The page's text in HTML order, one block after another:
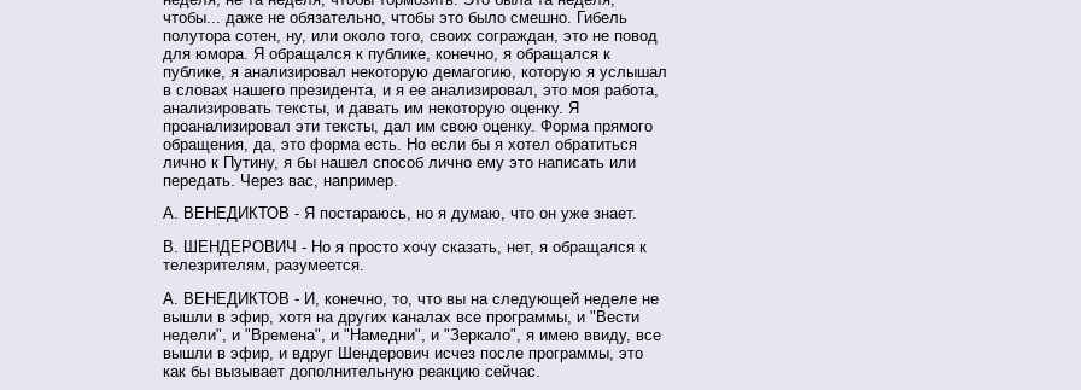
чтобы... даже не обязательно, чтобы это было смешно. Гибель
полутора сотен, ну, или около того, своих сограждан, это не повод
для юмора. Я обращался к публике, конечно, я обращался к
публике, я анализировал некоторую демагогию, которую я услышал
в словах нашего президента, и я ее анализировал, это моя работа,
анализировать тексты, и давать им некоторую оценку. Я
проанализировал эти тексты, дал им свою оценку. Форма прямого
обращения, да, это форма есть. Но если бы я хотел обратиться
лично к Путину, я бы нашел способ лично ему это написать или
передать. Через вас, например.
А. ВЕНЕДИКТОВ - Я постараюсь, но я думаю, что он уже знает.
В. ШЕНДЕРОВИЧ - Но я просто хочу сказать, нет, я обращался к
телезрителям, разумеется.
А. ВЕНЕДИКТОВ - И, конечно, то, что вы на следующей неделе не
вышли в эфир, хотя на других каналах все программы, и "Вести
недели", и "Времена", и "Намедни", и "Зеркало", я имею ввиду, все
вышли в эфир, и вдруг Шендерович исчез после программы, это
как бы вызывает дополнительную реакцию сейчас.